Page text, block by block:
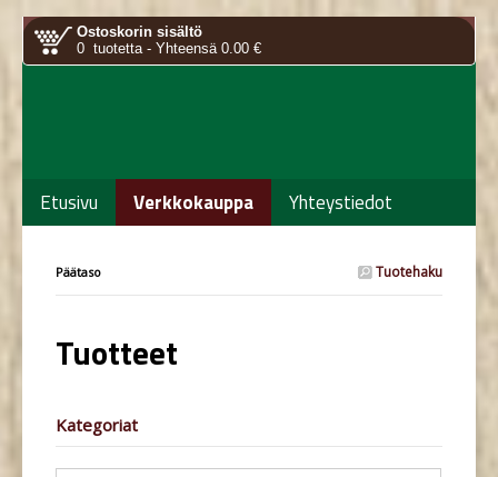
Ostoskorin sisältö
0 tuotetta - Yhteensä 0.00 €
Etusivu Verkkokauppa Yhteystiedot
Tuotehaku
Päätaso
Tuotteet
Kategoriat